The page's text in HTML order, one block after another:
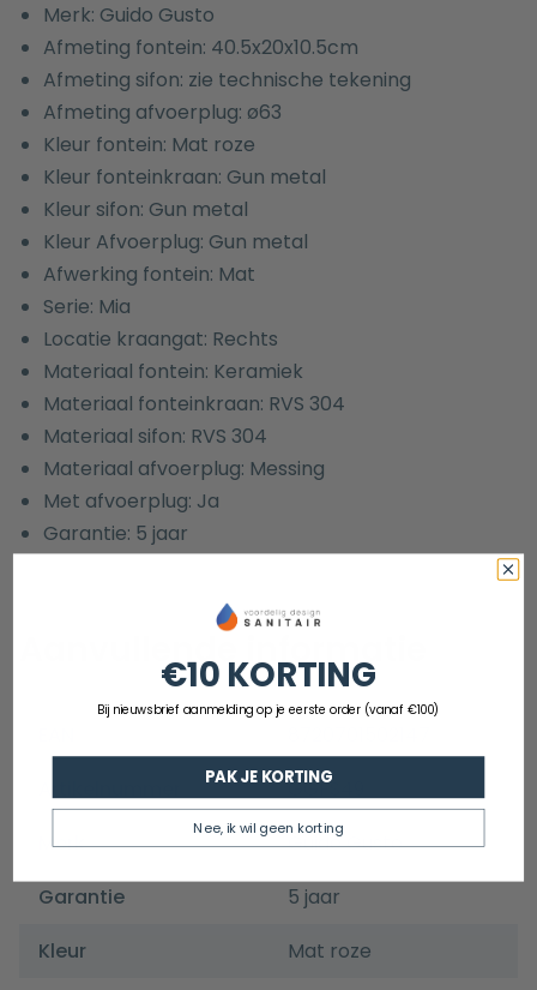
Merk: Guido Gusto
Afmeting fontein: 40.5x20x10.5cm
Afmeting sifon: zie technische tekening
Afmeting afvoerplug: ø63
Kleur fontein: Mat roze
Kleur fonteinkraan: Gun metal
Kleur sifon: Gun metal
Kleur Afvoerplug: Gun metal
Afwerking fontein: Mat
Serie: Mia
Locatie kraangat: Rechts
Materiaal fontein: Keramiek
Materiaal fonteinkraan: RVS 304
Materiaal sifon: RVS 304
Materiaal afvoerplug: Messing
Met afvoerplug: Ja
Garantie: 5 jaar
Aanvullende informatie
GGFS49
Merk
Guido Gusto
Garantie
5 jaar
Kleur
Mat roze
€10 KORTING
Bij nieuwsbrief aanmelding op je eerste order (vanaf €100)
PAK JE KORTING
Nee, ik wil geen korting